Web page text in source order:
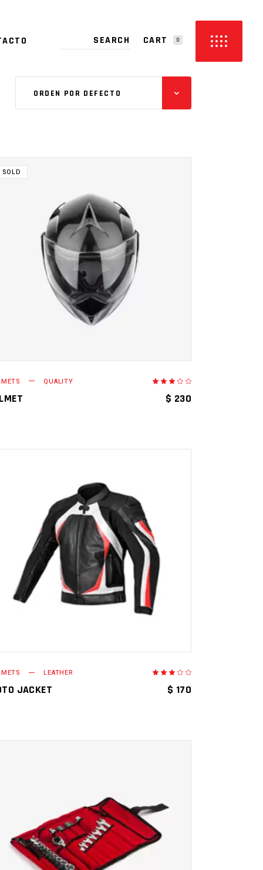
CART 0
ORDEN POR DEFECTO
SOLD
LEER MÁS
QUALITY
de
5
$ 230
AÑADIR AL CARRITO
LEATHER
3.00
de
5
JACKET $ 170
AÑADIR AL CARRITO